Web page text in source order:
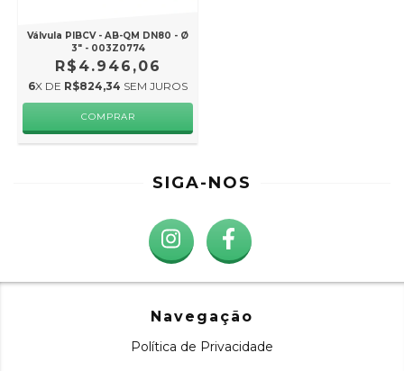
Válvula PIBCV - AB-QM DN80 - Ø
3" - 003Z0774
R$4.946,06
6X DE R$824,34 SEM JUROS
SIGA-NOS
Navegação
Política de Privacidade